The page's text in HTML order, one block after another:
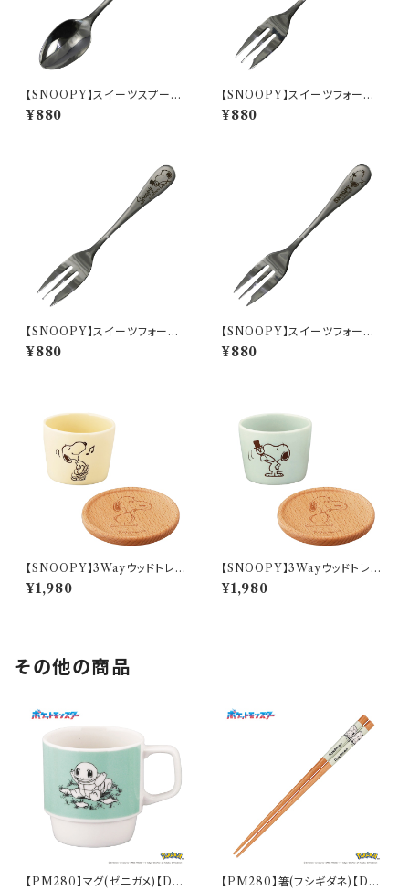
【SNOOPY】スイーツスプーン
(パペットショー)【SN3200】SN
3202-850
¥880
【SNOOPY】スイーツフォーク
(スヌーピー)【SN3200】SN32
01-851
¥880
【SNOOPY】スイーツフォーク
(パペットショー)【SN3200】SN
3202-851
¥880
【SNOOPY】スイーツフォーク
(ジョー・クール)【SN3200】SN
3203-851
¥880
【SNOOPY】3Wayウッドトレー
とカップ(バニラ)【SN3200】SN
3201-339C
¥1,980
【SNOOPY】3Wayウッドトレー
とカップ(ミント)【SN3200】SN
3202-339C
¥1,980
その他の商品
【PM280】マグ(ゼニガメ)【Dail
【PM280】箸(フシギダネ)【Dail